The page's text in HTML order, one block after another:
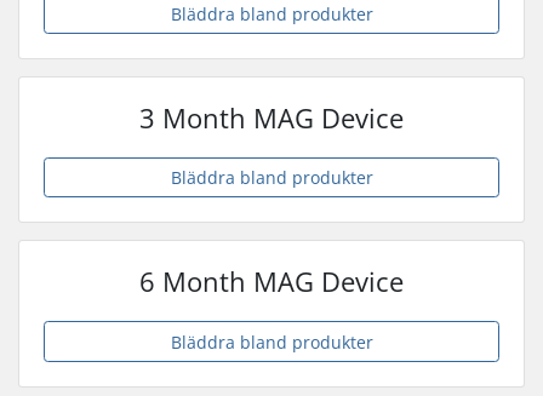
Bläddra bland produkter
3 Month MAG Device
Bläddra bland produkter
6 Month MAG Device
Bläddra bland produkter